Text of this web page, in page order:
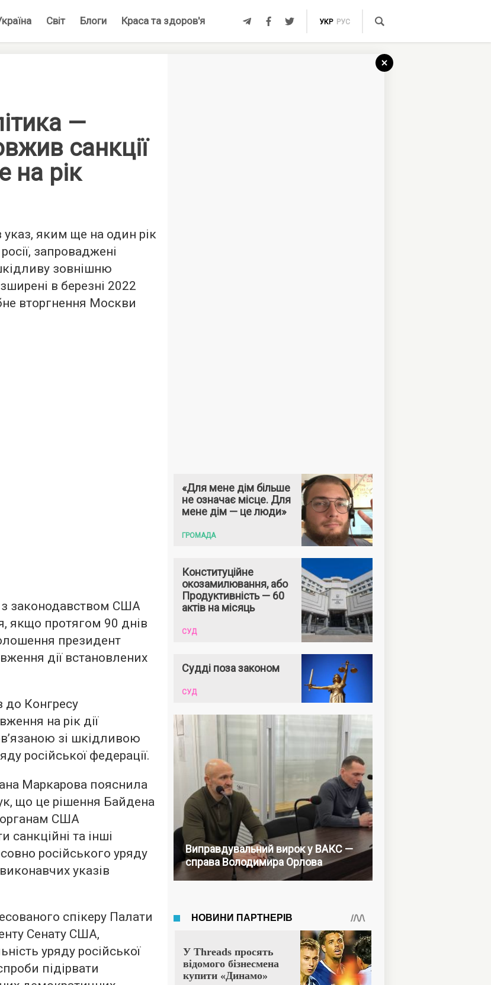
Світ Блоги Краса та здоров'я УКР РУС
—
санкції
на рік
яким ще на один рік
запроваджені
зовнішню
в березні 2022
вторгнення Москви
з законодавством США
якщо протягом 90 днів
президент
дії встановлених
Конгресу
на рік дії
зі шкідливою
російської федерації.
Маркарова пояснила
що це рішення Байдена
США
санкційні та інші
російського уряду
указів
спікеру Палати
Сенату США,
уряду російської
підірвати
«Для мене дім більше
не означає місце. Для
мене дім — це люди»
ГРОМАДА
Конституційне
окозамилювання, або
Продуктивність — 60
актів на місяць
СУД
Судді поза законом
СУД
Виправдувальний вирок у ВАКС —
справа Володимира Орлова